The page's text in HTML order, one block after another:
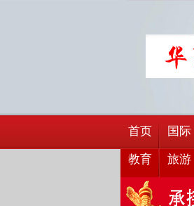
首页 国际
教育 旅游